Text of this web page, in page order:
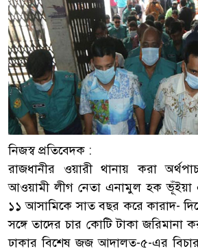
নিজস্ব প্রতিবেদক :
রাজধানীর ওয়ারী থানায় করা
আওয়ামী লীগ নেতা এনামুল হক
১১ আসামিকে সাত বছর করে কারাদ-
সঙ্গে তাদের চার কোটি টাকা
ঢাকার বিশেষ জজ আদালত-৫-এর